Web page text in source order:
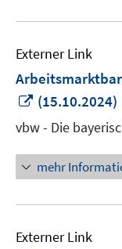
Externer Link
In
neuem
Fenster
öffnen
(15.10.2024)
vbw - Die
mehr
Externer Link